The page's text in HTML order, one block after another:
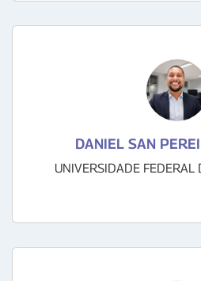
DANIEL SAN
UNIVERSIDADE FEDERAL